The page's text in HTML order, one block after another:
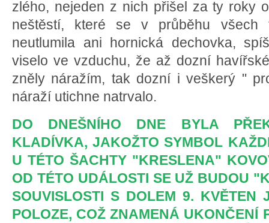
zlého, nejeden z nich přišel za ty roky
neštěstí, které se v průběhu všech
neutlumila ani hornická dechovka,
viselo ve vzduchu, že až dozní
zněly náražím, tak dozní i veškerý "
náraží utichne natrvalo.
DO DNEŠNÍHO DNE BYLA
KLADÍVKA, JAKOŽTO SYMBOL
U TÉTO ŠACHTY "KRESLENA"
OD TÉTO UDÁLOSTI SE UŽ BUDOU
SOUVISLOSTI S DOLEM 9. KVĚTEN
POLOZE, COŽ ZNAMENÁ UKONČENÍ